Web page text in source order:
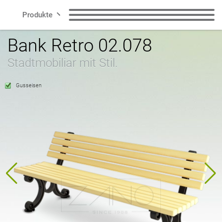
Produkte
Sitzbänke Abfallbehälter
Mülltrennungssysteme
Fahrradbereich Solarladestationen
Pflanzkübel Ascher
Zeilen
DE
Polnisch Englisch
Bank Retro 02.078
Stadtmobiliar mit Stil.
Gusseisen